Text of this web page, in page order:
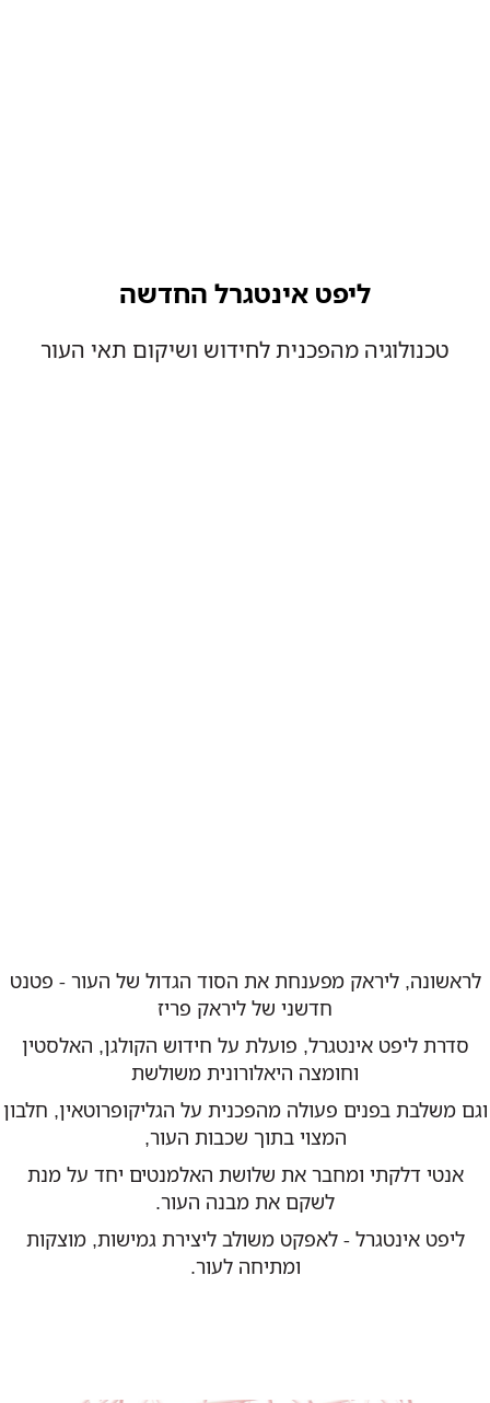
ליפט אינטגרל החדשה
טכנולוגיה מהפכנית לחידוש ושיקום תאי העור
לראשונה, ליראק מפענחת את הסוד הגדול של העור - פטנט
חדשני של ליראק פריז
סדרת ליפט אינטגרל, פועלת על חידוש הקולגן, האלסטין
וחומצה היאלורונית משולשת
וגם משלבת בפנים פעולה מהפכנית על הגליקופרוטאין, חלבון
המצוי בתוך שכבות העור,
אנטי דלקתי ומחבר את שלושת האלמנטים יחד על מנת
לשקם את מבנה העור.
ליפט אינטגרל - לאפקט משולב ליצירת גמישות, מוצקות
ומתיחה לעור.